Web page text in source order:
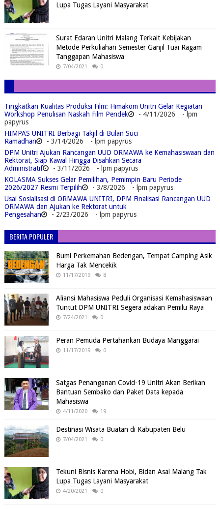
Lupa Tugas Layani Masyarakat
Surat Edaran Unitri Malang Terkait Kebijakan
Metode Perkuliahan Semester Ganjil Tuai Ragam
Tanggapan Mahasiswa
7/04/2021 0
Tingkatkan Kualitas Produksi Film: Himakom Unitri Gelar Kegiatan
Workshop Penulisan Naskah Film Pendek
- 4/11/2026
- lpm
papyrus
HIMPAS UNITRI Berbagi Takjil di Bulan Suci
Ramadhan
- 3/14/2026
- lpm papyrus
DPM Unitri Ajukan Rancangan UUD ORMAWA ke Kemahasiswaan dan
Rektorat, Siap Kawal Hingga Disahkan Secara
Administratif
- 3/11/2026
- lpm papyrus
KOLASMA Sukses Gelar Pemilihan, Pemimpin Baru Periode
2026/2027 Resmi Terpilih
- 3/8/2026
- lpm papyrus
Usai Sosialisasi di ORMAWA UNITRI, DPM Finalisasi Rancangan UUD
ORMAWA dan Ajukan ke Rektorat untuk
Pengesahan
- 2/23/2026 - lpm papyrus
BERITA POPULER
Bumi Perkemahan Bedengan, Tempat Camping Asik
Harga Tak Mencekik
11/17/2019 8
Aliansi Mahasiswa Peduli Organisasi Kemahasiswaan
Tuntut DPM UNITRI Segera adakan Pemilu Raya
7/24/2021 0
Peran Pemuda Pertahankan Budaya Manggarai
11/17/2019 0
Satgas Penanganan Covid-19 Unitri Akan Berikan
Bantuan Sembako dan Paket Data kepada
Mahasiswa
4/11/2020 19
Destinasi Wisata Buatan di Kabupaten Belu
7/04/2021 0
Tekuni Bisnis Karena Hobi, Bidan Asal Malang Tak
Lupa Tugas Layani Masyarakat
4/20/2021 0